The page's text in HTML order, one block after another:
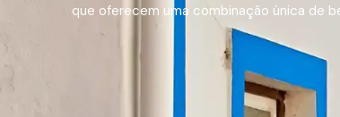
que oferecem uma combinação única de